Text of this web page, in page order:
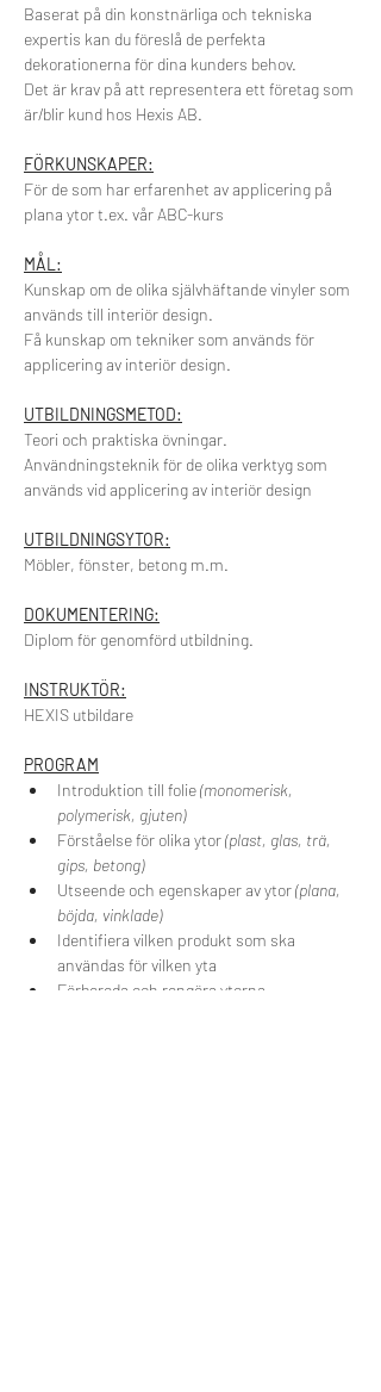
Baserat på din konstnärliga och tekniska
expertis kan du föreslå de perfekta
dekorationerna för dina kunders behov.
Det är krav på att representera ett företag som
är/blir kund hos Hexis AB.
FÖRKUNSKAPER:
För de som har erfarenhet av applicering på
plana ytor t.ex. vår ABC-kurs
MÅL:
Kunskap om de olika självhäftande vinyler som
används till interiör design.
Få kunskap om tekniker som används för
applicering av interiör design.
UTBILDNINGSMETOD:
Teori och praktiska övningar.
Användningsteknik för de olika verktyg som
används vid applicering av interiör design
UTBILDNINGSYTOR:
Möbler, fönster, betong m.m.
DOKUMENTERING:
Diplom för genomförd utbildning.
INSTRUKTÖR:
HEXIS utbildare
PROGRAM
Introduktion till folie (monomerisk,
polymerisk, gjuten)
Förståelse för olika ytor (plast, glas, trä,
gips, betong)
Utseende och egenskaper av ytor (plana,
böjda, vinklade)
Identifiera vilken produkt som ska
användas för vilken yta
Förbereda och rengöra ytorna